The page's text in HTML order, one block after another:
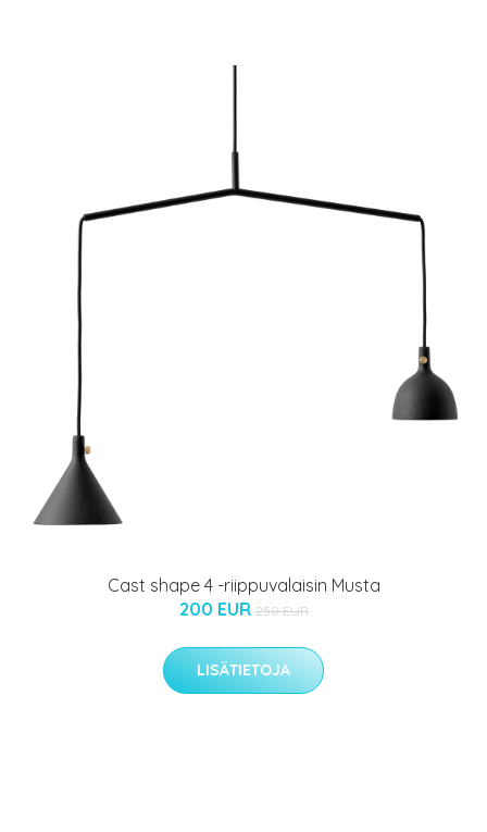
Cast shape 4 -riippuvalaisin Musta
200 EUR 250 EUR
LISÄTIETOJA